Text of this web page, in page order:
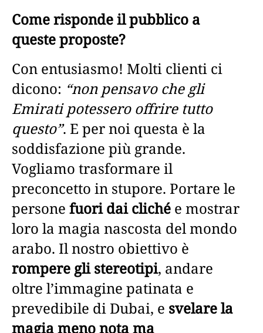
Come risponde il pubblico a
queste proposte?
Con entusiasmo! Molti clienti ci
dicono: “non pensavo che gli
Emirati potessero offrire tutto
questo”. E per noi questa è la
soddisfazione più grande.
Vogliamo trasformare il
preconcetto in stupore. Portare le
persone fuori dai cliché e mostrar
loro la magia nascosta del mondo
arabo. Il nostro obiettivo è
rompere gli stereotipi, andare
oltre l’immagine patinata e
prevedibile di Dubai, e svelare la
magia meno nota ma